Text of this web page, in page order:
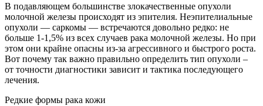
В подавляющем большинстве злокачественные опухоли
молочной железы происходят из эпителия. Неэпителиальные
опухоли — саркомы — встречаются довольно редко: не
больше 1-1,5% из всех случаев рака молочной железы. Но при
этом они крайне опасны из-за агрессивного и быстрого роста.
Вот почему так важно правильно определить тип опухоли –
от точности диагностики зависит и тактика последующего
лечения.
Редкие формы рака кожи